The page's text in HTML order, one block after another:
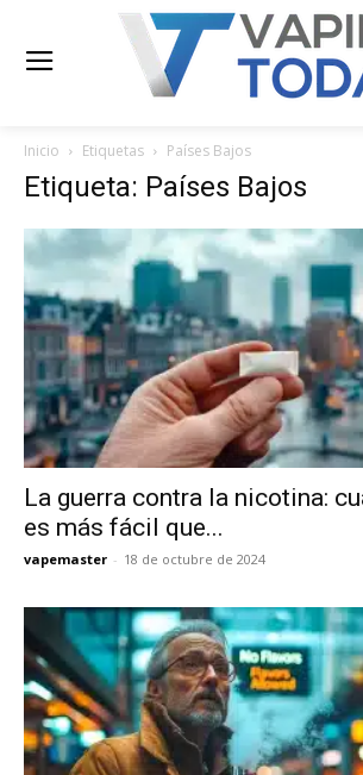
Inicio Etiquetas Países Bajos
Etiqueta: Países Bajos
La guerra contra la nicotina:
es más fácil que...
vapemaster - 18 de octubre de 2024